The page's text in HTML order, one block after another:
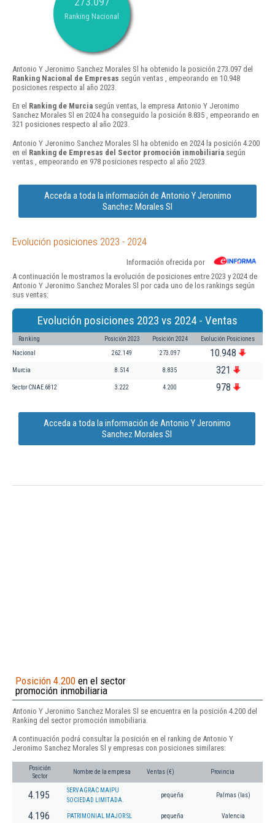
Ranking Nacional
Antonio Y Jeronimo Sanchez Morales Sl ha obtenido la posición 273.097 del
Ranking Nacional de Empresas según ventas , empeorando en 10.948
posiciones respecto al año 2023.
En el Ranking de Murcia según ventas, la empresa Antonio Y Jeronimo
Sanchez Morales Sl en 2024 ha conseguido la posición 8.835 , empeorando en
321 posiciones respecto al año 2023.
Antonio Y Jeronimo Sanchez Morales Sl ha obtenido en 2024 la posición 4.200
en el Ranking de Empresas del Sector promoción inmobiliaria según
ventas , empeorando en 978 posiciones respecto al año 2023.
Acceda a toda la información de Antonio Y Jeronimo
Sanchez Morales Sl
Evolución posiciones 2023 - 2024
Información ofrecida por
A continuación le mostramos la evolución de posiciones entre 2023 y 2024 de
Antonio Y Jeronimo Sanchez Morales Sl por cada uno de los rankings según
sus ventas:
Evolución posiciones 2023 vs 2024 - Ventas
Ranking Posición 2023 Posición 2024 Evolución Posiciones
Nacional 262.149 273.097 10.948
Murcia 8.514 8.835 321
Sector CNAE 6812 3.222 4.200 978
Acceda a toda la información de Antonio Y Jeronimo
Sanchez Morales Sl
Posición 4.200 en el sector
promoción inmobiliaria
Antonio Y Jeronimo Sanchez Morales Sl se encuentra en la posición 4.200 del
Ranking del sector promoción inmobiliaria.
A continuación podrá consultar la posición en el ranking de Antonio Y
Jeronimo Sanchez Morales Sl y empresas con posiciones similares:
Posición
Sector
Nombre de la empresa Ventas (€) Provincia
4.195
SERVAGRAC MAIPU
SOCIEDAD LIMITADA.
pequeña Palmas (las)
4.196 PATRIMONIAL MAJOR SL pequeña Valencia